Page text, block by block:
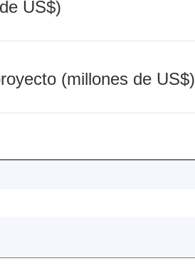
US$)
(millones de US$)